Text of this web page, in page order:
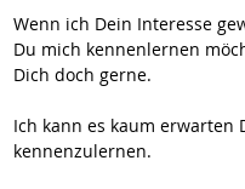
Wenn ich Dein Interesse
Du mich kennenlernen
Dich doch gerne.
Ich kann es kaum erwarten
kennenzulernen.